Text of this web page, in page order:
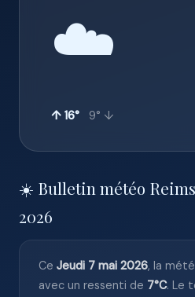
☁️
↑ 16° 9° ↓
☀️ Bulletin météo
2026
Ce Jeudi 7 mai 2026, la
avec un ressenti de 7°C. Le